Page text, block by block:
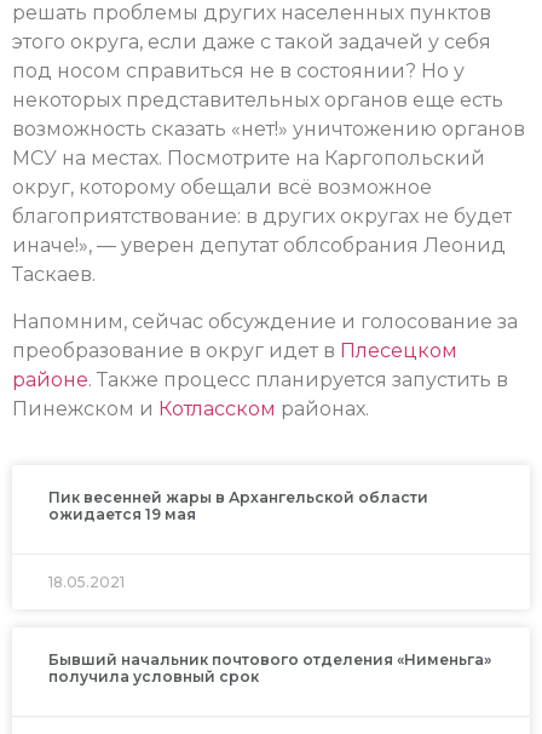
решать проблемы других населенных пунктов
этого округа, если даже с такой задачей у себя
под носом справиться не в состоянии? Но у
некоторых представительных органов еще есть
возможность сказать «нет!» уничтожению органов
МСУ на местах. Посмотрите на Каргопольский
округ, которому обещали всё возможное
благоприятствование: в других округах не будет
иначе!», — уверен депутат облсобрания Леонид
Таскаев.
Напомним, сейчас обсуждение и голосование за
преобразование в округ идет в Плесецком
районе. Также процесс планируется запустить в
Пинежском и Котласском районах.
Пик весенней жары в Архангельской области
ожидается 19 мая
18.05.2021
Бывший начальник почтового отделения «Нименьга»
получила условный срок